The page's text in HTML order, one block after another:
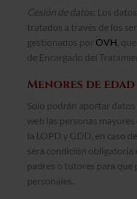
Cesión de datos: Los
tratados a través de los
gestionados por OVH ,
de Encargado del
Menores de edad
Solo podrán aportar
web las personas
la LOPD y GDD, en caso
será condición obligatoria
padres o tutores para
personales.